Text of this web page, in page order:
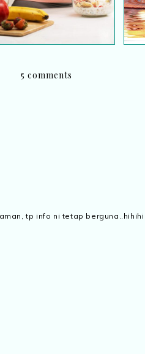
5 comments
tp info ni tetap berguna..hihihi